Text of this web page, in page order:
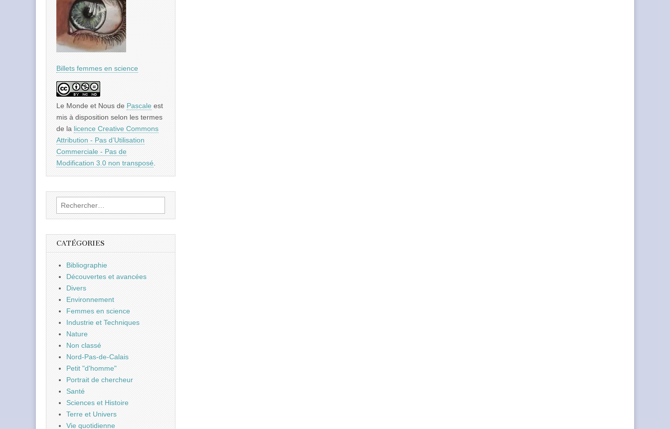
Billets femmes en science
Le Monde et Nous de Pascale est
mis à disposition selon les termes
de la licence Creative Commons
Attribution - Pas d’Utilisation
Commerciale - Pas de
Modification 3.0 non transposé.
Rechercher :
CATÉGORIES
Bibliographie
Découvertes et avancées
Divers
Environnement
Femmes en science
Industrie et Techniques
Nature
Non classé
Nord-Pas-de-Calais
Petit "d'homme"
Portrait de chercheur
Santé
Sciences et Histoire
Terre et Univers
Vie quotidienne